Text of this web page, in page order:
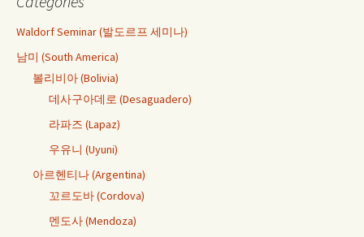
Waldorf Seminar (발도르프 세미나)
남미 (South America)
볼리비아 (Bolivia)
데사구아데로 (Desaguadero)
라파즈 (Lapaz)
우유니 (Uyuni)
아르헨티나 (Argentina)
꼬르도바 (Cordova)
멘도사 (Mendoza)